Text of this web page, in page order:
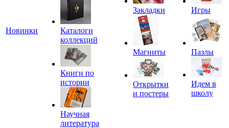
Новинки
Каталоги
коллекций
Книги по
истории
Научная
литература
Закладки
Магниты
Открытки
и постеры
Игры
Пазлы
Идем в
школу